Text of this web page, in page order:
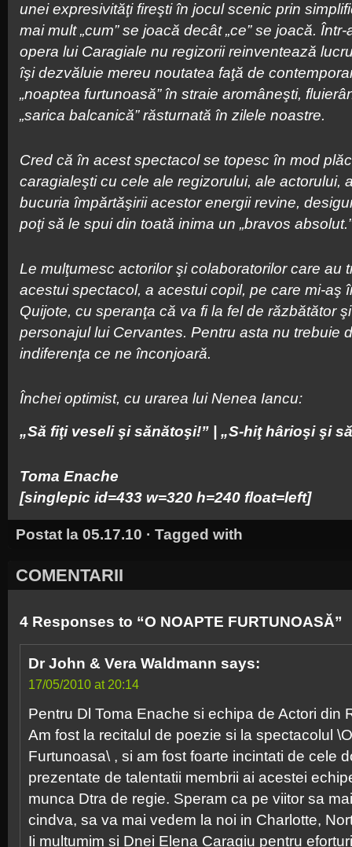
unei expresivităţi fireşti în jocul scenic prin
mai mult „cum” se joacă decât „ce” se joacă.
opera lui Caragiale nu regizorii reinventează
îşi dezvăluie mereu noutatea faţă de
„noaptea furtunoasă” în straie aromâneşti,
„sarica balcanică” răsturnată în zilele noastre.
Cred că în acest spectacol se topesc în mod
caragialeşti cu cele ale regizorului, ale actorului,
bucuria împărtăşirii acestor energii revine,
poţi să le spui din toată inima un „bravos absolut.”
Le mulţumesc actorilor şi colaboratorilor care au
acestui spectacol, a acestui copil, pe care mi-aş
Quijote, cu speranţa că va fi la fel de răzbătător
personajul lui Cervantes. Pentru asta nu trebuie
indiferenţa ce ne înconjoară.
Închei optimist, cu urarea lui Nenea Iancu:
„Să fiţi veseli şi sănătoşi!” | „S-hiţ hârioşi şi
Toma Enache
[singlepic id=433 w=320 h=240 float=left]
Postat la 05.17.10 · Tagged with
COMENTARII
4 Responses to “O NOAPTE FURTUNOASĂ”
Dr John & Vera Waldmann says:
17/05/2010 at 20:14
Pentru Dl Toma Enache si echipa de Actori din
Am fost la recitalul de poezie si la spectacolul
Furtunoasa\ , si am fost foarte incintati de cele
prezentate de talentatii membrii ai acestei
munca Dtra de regie. Speram ca pe viitor sa
cindva, sa va mai vedem la noi in Charlotte,
Ii multumim si Dnei Elena Caragiu pentru